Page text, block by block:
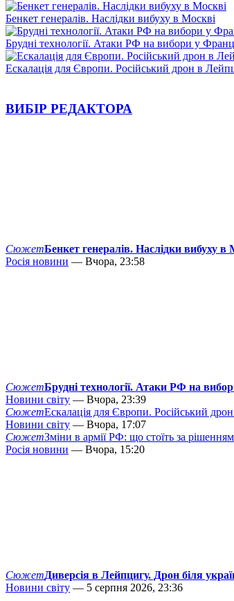
Бенкет генералів. Наслідки вибуху в Москві
Брудні технології. Атаки РФ на вибори у
Ескалація для Європи. Російський дрон в
ВИБІР РЕДАКТОРА
СюжетБенкет генералів. Наслідки вибуху в
Росія новини — Вчора, 23:58
СюжетБрудні технології. Атаки РФ на
Новини світу — Вчора, 23:39
СюжетЕскалація для Європи. Російський
Новини світу — Вчора, 17:07
СюжетЗміни в армії РФ: що стоїть за
Росія новини — Вчора, 15:20
СюжетДиверсія в Лейпцигу. Дрон біля
Новини світу — 5 серпня 2026, 23:36